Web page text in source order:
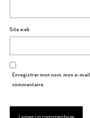
Site web
Enregistrer mon nom, mon e-
commentaire.